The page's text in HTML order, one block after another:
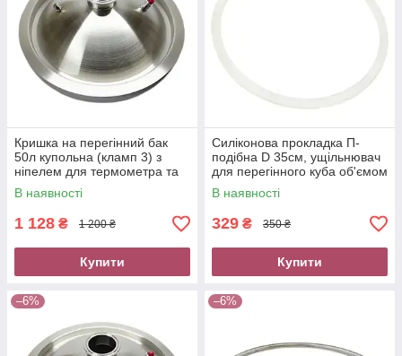
Кришка на перегінний бак
50л купольна (кламп 3) з
ніпелем для термометра та
клапаном надлишкового
тиску
В наявності
1 128 ₴ 1 200 ₴
Купити
Силіконова прокладка П-
подібна D 35см, ущільнювач
для перегінного куба об'ємом
36 л
В наявності
329 ₴ 350 ₴
Купити
–6% –6%